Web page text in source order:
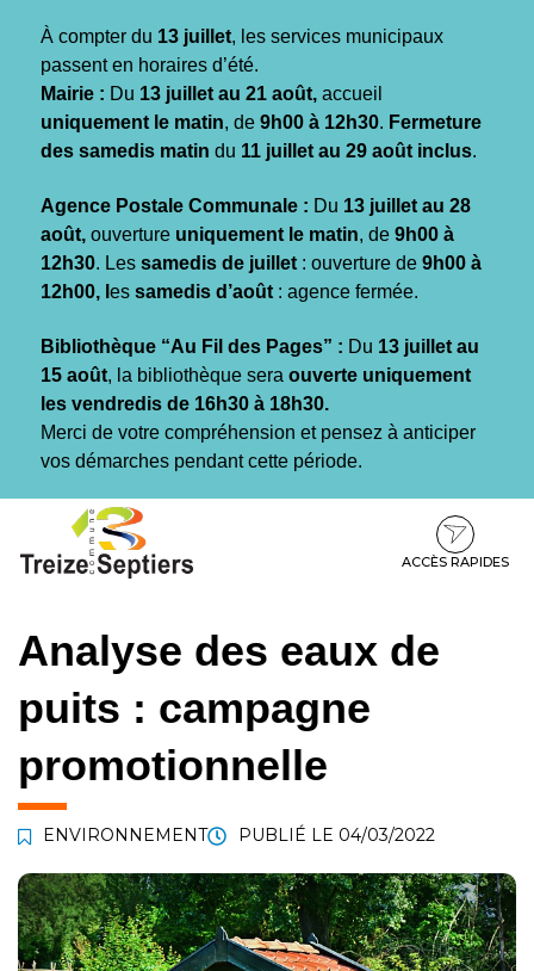
À compter du 13 juillet, les services municipaux
passent en horaires d’été.
Mairie : Du 13 juillet au 21 août, accueil
uniquement le matin, de 9h00 à 12h30. Fermeture
des samedis matin du 11 juillet au 29 août inclus.
Agence Postale Communale : Du 13 juillet au 28
août, ouverture uniquement le matin, de 9h00 à
12h30. Les samedis de juillet : ouverture de 9h00 à
12h00, l es samedis d’août : agence fermée.
Bibliothèque “Au Fil des Pages” : Du 13 juillet au
15 août, la bibliothèque sera ouverte uniquement
les vendredis de 16h30 à 18h30.
Merci de votre compréhension et pensez à anticiper
vos démarches pendant cette période.
contenu
pied
ACCÈS RAPIDES
Analyse des eaux de
puits : campagne
promotionnelle
ENVIRONNEMENT PUBLIÉ LE 04/03/2022